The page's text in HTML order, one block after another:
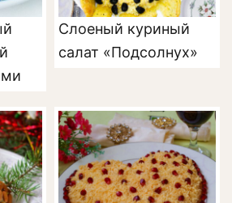
Cлоеный куриный
салат «Подсолнух»